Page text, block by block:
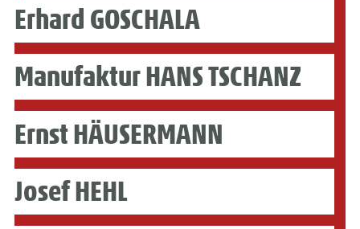
Erhard GOSCHALA
Manufaktur HANS TSCHANZ
Ernst HÄUSERMANN
Josef HEHL